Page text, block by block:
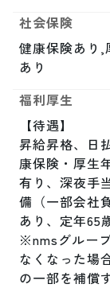
社会保険
健康保険あり
あり
福利厚生
【待遇】
昇給昇格、日
康保険・厚生
有り、深夜手
備（一部会社
あり、定年65
※nmsグルー
なくなった場
の一部を補償